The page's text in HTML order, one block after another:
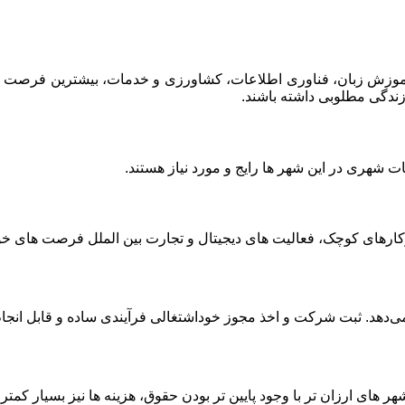
زبان، فناوری اطلاعات، کشاورزی و خدمات، بیشترین فرصت
مطلوبی داشته باشند.
در این شهر ها رایج و مورد نیاز هستند.
کوچک، فعالیت ‌های دیجیتال و تجارت بین ‌الملل فرصت‌ های
می‌دهد. ثبت شرکت و اخذ مجوز خوداشتغالی فرآیندی ساده و قابل
ارزان ‌تر با وجود پایین ‌تر بودن حقوق، هزینه ‌ها نیز بسیار